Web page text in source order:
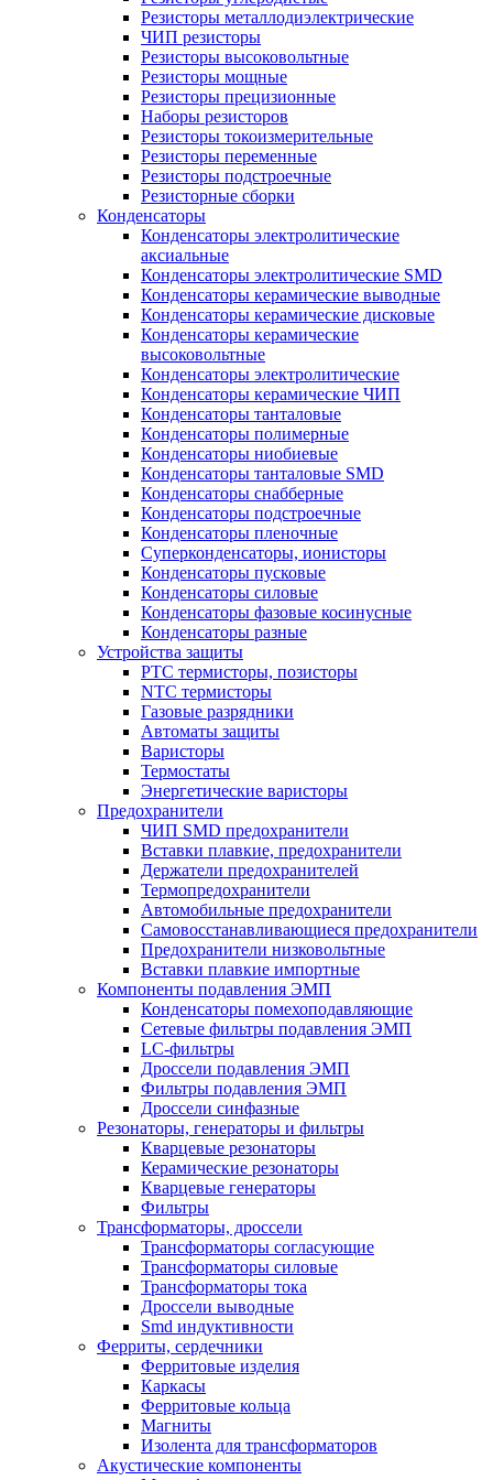
Резисторы металлодиэлектрические
ЧИП резисторы
Резисторы высоковольтные
Резисторы мощные
Резисторы прецизионные
Наборы резисторов
Резисторы токоизмерительные
Резисторы переменные
Резисторы подстроечные
Резисторные сборки
Конденсаторы
Конденсаторы электролитические
аксиальные
Конденсаторы электролитические SMD
Конденсаторы керамические выводные
Конденсаторы керамические дисковые
Конденсаторы керамические
высоковольтные
Конденсаторы электролитические
Конденсаторы керамические ЧИП
Конденсаторы танталовые
Конденсаторы полимерные
Конденсаторы ниобиевые
Конденсаторы танталовые SMD
Конденсаторы снабберные
Конденсаторы подстроечные
Конденсаторы пленочные
Суперконденсаторы, ионисторы
Конденсаторы пусковые
Конденсаторы силовые
Конденсаторы фазовые косинусные
Конденсаторы разные
Устройства защиты
PTC термисторы, позисторы
NTC термисторы
Газовые разрядники
Автоматы защиты
Варисторы
Термостаты
Энергетические варисторы
Предохранители
ЧИП SMD предохранители
Вставки плавкие, предохранители
Держатели предохранителей
Термопредохранители
Автомобильные предохранители
Самовосстанавливающиеся предохранители
Предохранители низковольтные
Вставки плавкие импортные
Компоненты подавления ЭМП
Конденсаторы помехоподавляющие
Сетевые фильтры подавления ЭМП
LC-фильтры
Дроссели подавления ЭМП
Фильтры подавления ЭМП
Дроссели синфазные
Резонаторы, генераторы и фильтры
Кварцевые резонаторы
Керамические резонаторы
Кварцевые генераторы
Фильтры
Трансформаторы, дроссели
Трансформаторы согласующие
Трансформаторы силовые
Трансформаторы тока
Дроссели выводные
Smd индуктивности
Ферриты, сердечники
Ферритовые изделия
Каркасы
Ферритовые кольца
Магниты
Изолента для трансформаторов
Акустические компоненты